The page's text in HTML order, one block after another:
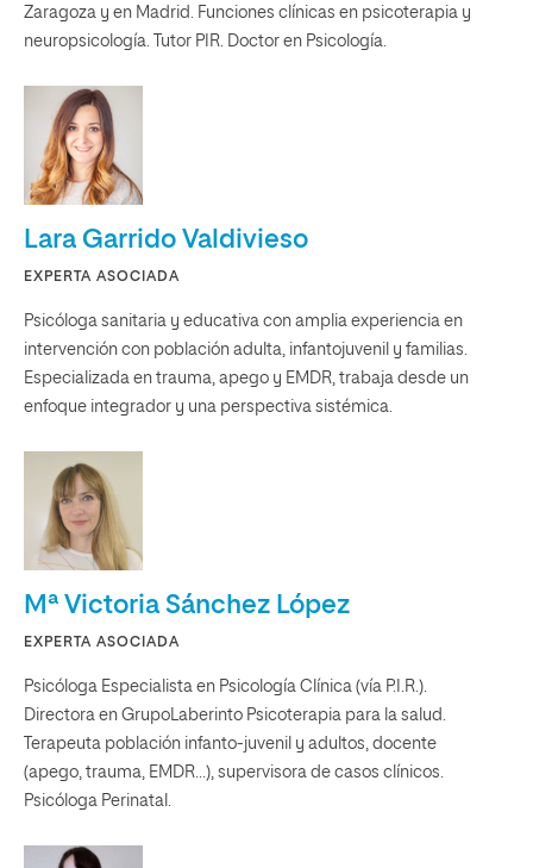
Zaragoza y en Madrid. Funciones clínicas en psicoterapia y
neuropsicología. Tutor PIR. Doctor en Psicología.
Lara Garrido Valdivieso
EXPERTA ASOCIADA
Psicóloga sanitaria y educativa con amplia experiencia en
intervención con población adulta, infantojuvenil y familias.
Especializada en trauma, apego y EMDR, trabaja desde un
enfoque integrador y una perspectiva sistémica.
Mª Victoria Sánchez López
EXPERTA ASOCIADA
Psicóloga Especialista en Psicología Clínica (vía P.I.R.).
Directora en GrupoLaberinto Psicoterapia para la salud.
Terapeuta población infanto-juvenil y adultos, docente
(apego, trauma, EMDR…), supervisora de casos clínicos.
Psicóloga Perinatal.